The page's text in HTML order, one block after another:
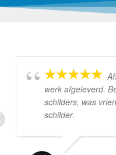
werk afgeleverd.
schilders, was
schilder.